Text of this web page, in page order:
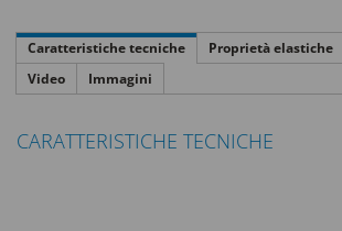
Caratteristiche tecniche Proprietà elastiche
Video
Immagini
CARATTERISTICHE TECNICHE